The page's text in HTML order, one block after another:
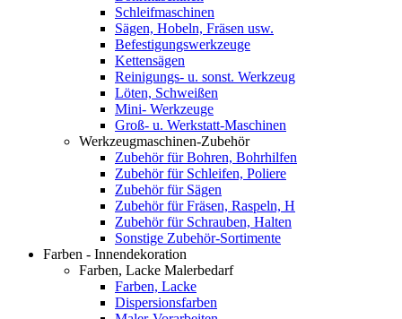
Schleifmaschinen
Sägen, Hobeln, Fräsen usw.
Befestigungswerkzeuge
Kettensägen
Reinigungs- u. sonst. Werkzeug
Löten, Schweißen
Mini- Werkzeuge
Groß- u. Werkstatt-Maschinen
Werkzeugmaschinen-Zubehör
Zubehör für Bohren, Bohrhilfen
Zubehör für Schleifen, Poliere
Zubehör für Sägen
Zubehör für Fräsen, Raspeln, H
Zubehör für Schrauben, Halten
Sonstige Zubehör-Sortimente
Farben - Innendekoration
Farben, Lacke Malerbedarf
Farben, Lacke
Dispersionsfarben